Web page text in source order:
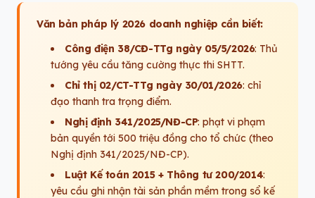
Văn bản pháp lý 2026 doanh nghiệp cần biết:
Công điện 38/CĐ-TTg ngày 05/5/2026: Thủ
tướng yêu cầu tăng cường thực thi SHTT.
Chỉ thị 02/CT-TTg ngày 30/01/2026: chỉ
đạo thanh tra trọng điểm.
Nghị định 341/2025/NĐ-CP: phạt vi phạm
bản quyền tới 500 triệu đồng cho tổ chức (theo
Nghị định 341/2025/NĐ-CP).
Luật Kế toán 2015 + Thông tư 200/2014:
yêu cầu ghi nhận tài sản phần mềm trong sổ kế